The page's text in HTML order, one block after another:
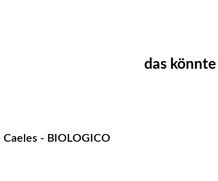
das
Caeles - BIOLOGICO